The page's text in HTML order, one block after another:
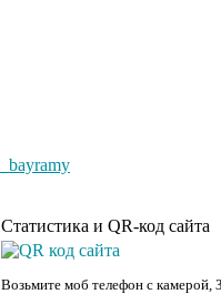
Статистика и QR-код сайта
Возьмите моб телефон с камерой,